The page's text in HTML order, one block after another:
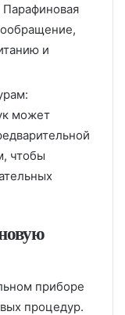
и
может
чтобы
приборе
процедур.